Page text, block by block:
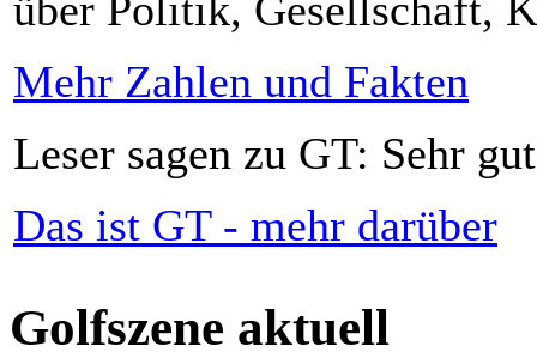
Mehr Zahlen und Fakten
Leser sagen zu GT: Sehr
Das ist GT - mehr darüber
Golfszene aktuell